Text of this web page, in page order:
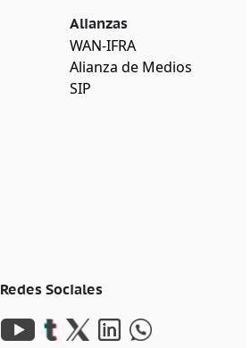
Alianzas
WAN-IFRA
Alianza de Medios
SIP
Redes Sociales